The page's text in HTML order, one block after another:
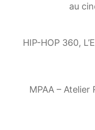
au
HIP-HOP 360,
MPAA –